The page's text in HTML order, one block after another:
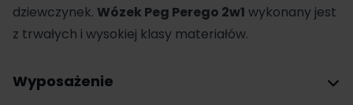
dziewczynek. Wózek Peg Perego 2w1 wykonany jest
z trwałych i wysokiej klasy materiałów.
Wyposażenie